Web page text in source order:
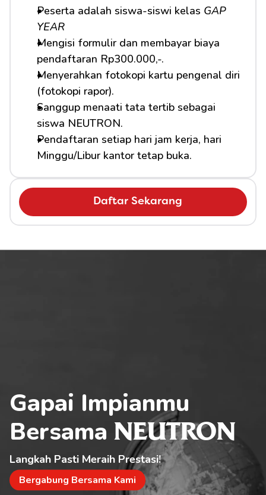
Daftar Sekarang
Peserta adalah siswa-siswi kelas GAP
YEAR
Mengisi formulir dan membayar biaya
pendaftaran Rp300.000,-.
Menyerahkan fotokopi kartu pengenal diri
(fotokopi rapor).
Sanggup menaati tata tertib sebagai
siswa NEUTRON.
Pendaftaran setiap hari jam kerja, hari
Minggu/Libur kantor tetap buka.
Gapai Impianmu
Bersama NEUTRON
Langkah Pasti Meraih Prestasi!
Bergabung Bersama Kami